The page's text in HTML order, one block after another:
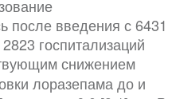
после введения с 6431
госпитализаций
снижением
лоразепама до и